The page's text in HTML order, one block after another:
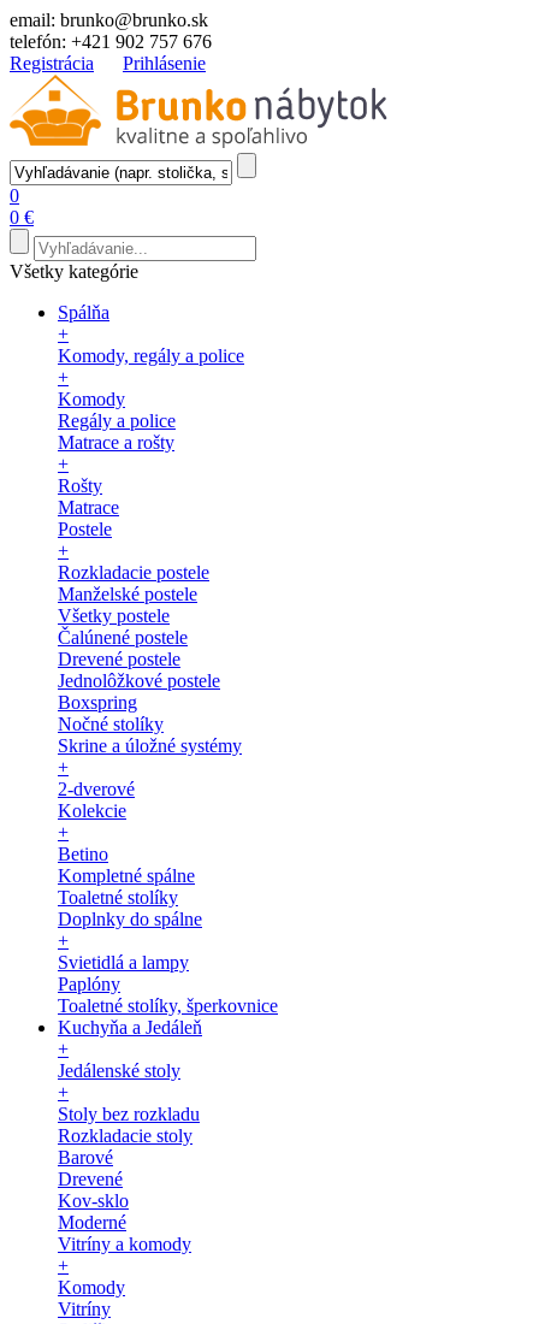
email: brunko@brunko.sk
telefón: +421 902 757 676
Registrácia
Prihlásenie
0
0 €
Všetky kategórie
Spálňa
+
Komody, regály a police
+
Komody
Regály a police
Matrace a rošty
+
Rošty
Matrace
Postele
+
Rozkladacie postele
Manželské postele
Všetky postele
Čalúnené postele
Drevené postele
Jednolôžkové postele
Boxspring
Nočné stolíky
Skrine a úložné systémy
+
2-dverové
Kolekcie
+
Betino
Kompletné spálne
Toaletné stolíky
Doplnky do spálne
+
Svietidlá a lampy
Paplóny
Toaletné stolíky, šperkovnice
Kuchyňa a Jedáleň
+
Jedálenské stoly
+
Stoly bez rozkladu
Rozkladacie stoly
Barové
Drevené
Kov-sklo
Moderné
Vitríny a komody
+
Komody
Vitríny